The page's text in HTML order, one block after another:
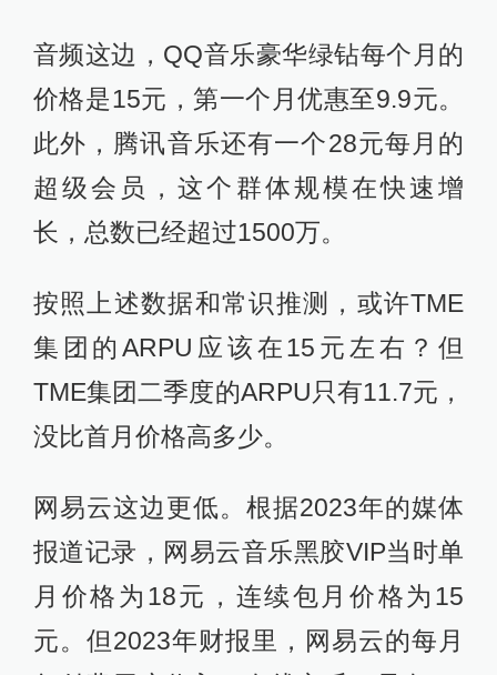
音频这边，QQ音乐豪华绿钻每个月的
价格是15元，第一个月优惠至9.9元。
此外，腾讯音乐还有一个28元每月的
超级会员，这个群体规模在快速增
长，总数已经超过1500万。
按照上述数据和常识推测，或许TME
集团的ARPU应该在15元左右？但
TME集团二季度的ARPU只有11.7元，
没比首月价格高多少。
网易云这边更低。根据2023年的媒体
报道记录，网易云音乐黑胶VIP当时单
月价格为18元，连续包月价格为15
元。但2023年财报里，网易云的每月